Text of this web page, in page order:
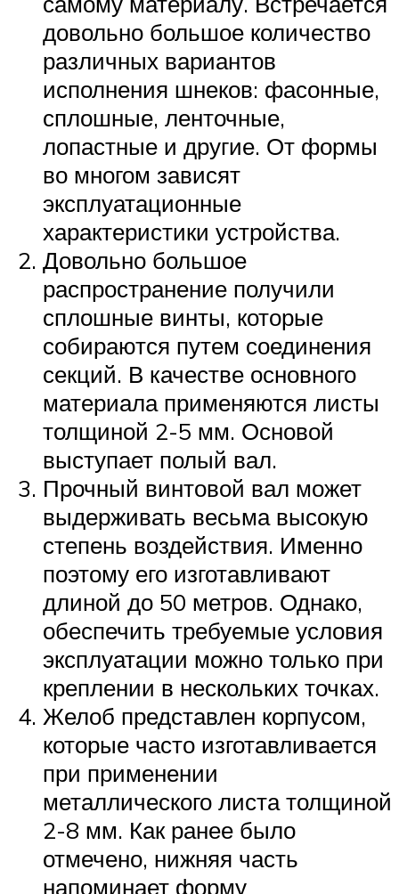
довольно большое количество
различных вариантов
исполнения шнеков: фасонные,
сплошные, ленточные,
лопастные и другие. От формы
во многом зависят
эксплуатационные
характеристики устройства.
Довольно большое
распространение получили
сплошные винты, которые
собираются путем соединения
секций. В качестве основного
материала применяются листы
толщиной 2-5 мм. Основой
выступает полый вал.
Прочный винтовой вал может
выдерживать весьма высокую
степень воздействия. Именно
поэтому его изготавливают
длиной до 50 метров. Однако,
обеспечить требуемые условия
эксплуатации можно только при
креплении в нескольких точках.
Желоб представлен корпусом,
которые часто изготавливается
при применении
металлического листа толщиной
2-8 мм. Как ранее было
отмечено, нижняя часть
напоминает форму